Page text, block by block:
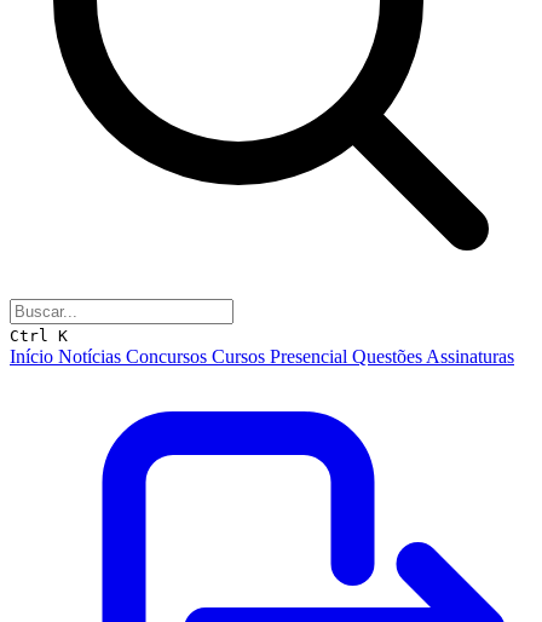
Ctrl K
Início Notícias Concursos Cursos Presencial Questões Assinaturas